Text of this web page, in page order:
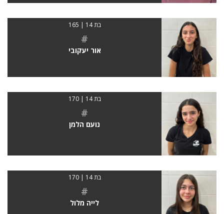
בת 14 | 165
#
אור יעקובי
בת 14 | 170
#
נועם הלמן
בת 14 | 170
#
לייה מלול